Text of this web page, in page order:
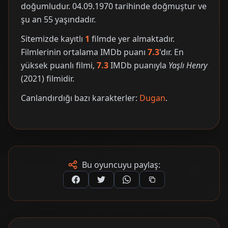
doğumludur. 04.09.1970 tarihinde doğmuştur ve
şu an 55 yaşındadır.
Sitemizde kayıtlı 1 filmde yer almaktadır.
Filmlerinin ortalama IMDb puanı 7.3'dır. En
yüksek puanlı filmi, 7.3IMDb puanıyla Yaşlı Henry
(2021) filmidir.
Canlandırdığı bazı karakterler: Dugan.
Bu oyuncuyu paylaş: